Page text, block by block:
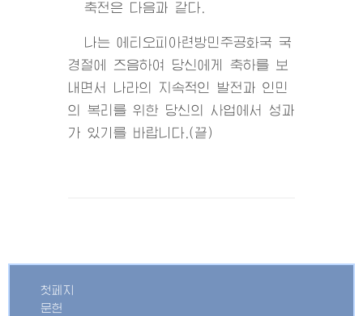
축전은 다음과 같다.
나는 에티오피아련방민주공화국 국
경절에 즈음하여 당신에게 축하를 보
내면서 나라의 지속적인 발전과 인민
의 복리를 위한 당신의 사업에서 성과
가 있기를 바랍니다.(끝)
첫페지
문헌